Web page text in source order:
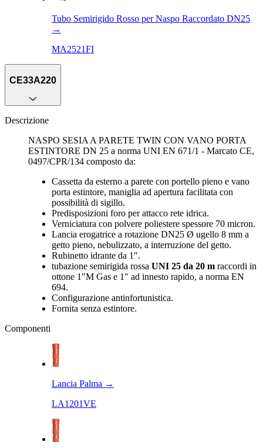
Tubo Semirigido Rosso per Naspo Raccordato DN25
→
MA2521FI
CE33A220
Descrizione
NASPO SESIA A PARETE TWIN CON VANO PORTA
ESTINTORE DN 25 a norma UNI EN 671/1 - Marcato CE,
0497/CPR/134 composto da:
Cassetta da esterno a parete con portello pieno e vano
porta estintore, maniglia ad apertura facilitata con
possibilità di sigillo.
Predisposizioni foro per attacco rete idrica.
Verniciatura con polvere poliestere spessore 70 micron.
Lancia erogatrice a rotazione DN25 Ø ugello 8 mm a
getto pieno, nebulizzato, a interruzione del getto.
Rubinetto idrante da 1".
tubazione semirigida rossa UNI 25 da 20 m raccordi in
ottone 1"M Gas e 1" ad innesto rapido, a norma EN
694.
Configurazione antinfortunistica.
Fornita senza estintore.
Componenti
Lancia Palma →
LA1201VE